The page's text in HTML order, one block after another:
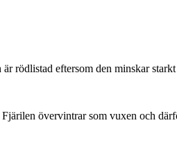
rödlistad eftersom den minskar
övervintrar som vuxen och